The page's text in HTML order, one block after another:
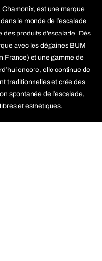
Chamonix, est une marque
le monde de l’escalade
produits d’escalade. Dès
avec les dégaines BUM
France) et une gamme de
encore, elle continue de
traditionnelles et crée des
spontanée de l’escalade,
et esthétiques.